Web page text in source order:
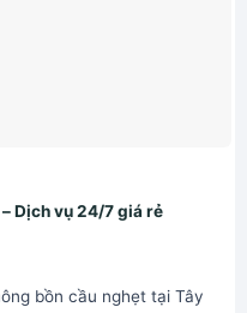
Dịch vụ 24/7 giá rẻ
bồn cầu nghẹt tại Tây